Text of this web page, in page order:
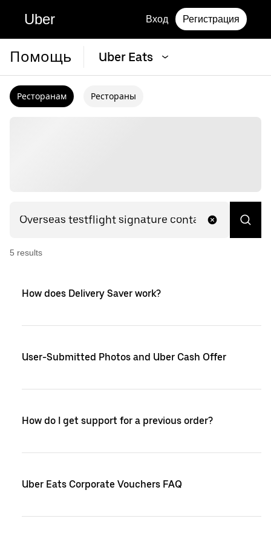
Uber Вход Регистрация
Помощь Uber Eats
Ресторанам Рестораны
5 results
How does Delivery Saver work?
User-Submitted Photos and Uber Cash Offer
How do I get support for a previous order?
Uber Eats Corporate Vouchers FAQ